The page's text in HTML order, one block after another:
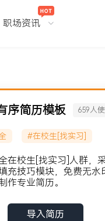
职场资讯
序简历模板 659人
#在校生[找实习]
在校生[找实习]人群，
充技巧模块，免费无
作专业简历。
导入简历